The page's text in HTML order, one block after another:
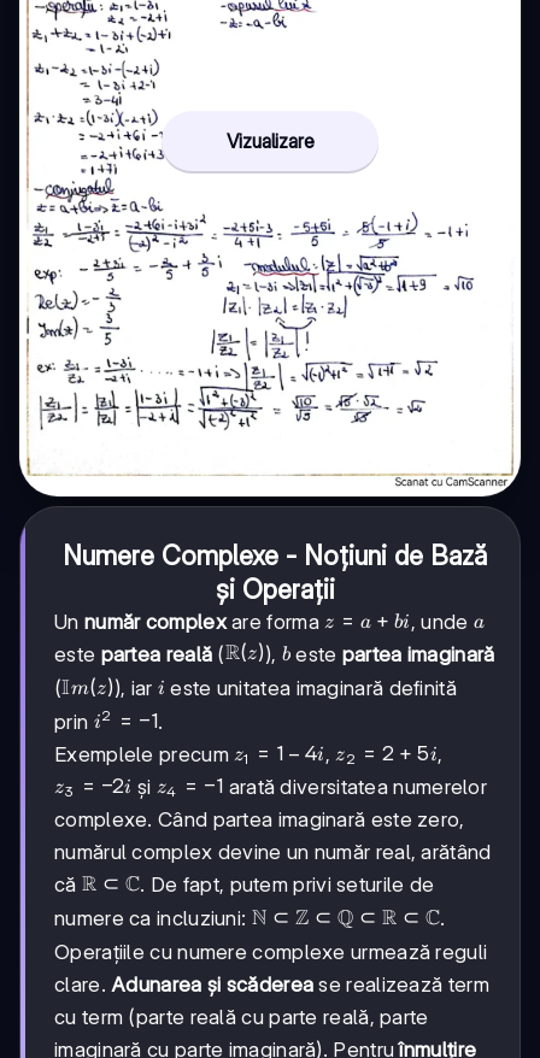
Vizualizare
Numere Complexe - Noțiuni de Bază
și Operații
Un număr complexare formaz
a
+
z = a + bi, unde a
a
este partea reală (\mathbb{R}
R(z)), b
beste partea imaginară
(\mathbb{Im}
Im(z)), iar ii este unitatea imaginară definită
prin i^2
=
-1
i2 = −1.
Exemplele precumz_1
= 1
-
4i
z1 = 1 − 4i,z_2
= 2
+
5i
z2 = 2 + 5i,
z_3
=
-2i
z3 = −2i și z_4
=
-1
z4 = −1 arată diversitatea numerelor
complexe. Când partea imaginară este zero,
numărul complex devine un număr real, arătând
că \mathbb{R}
\mathbb{C}
R ⊂ C. De fapt, putem privi seturile de
numere ca incluziuni: \mathbb{N}
\mathbb{Z}
\subset
\mathbb{Q}
\subset
N ⊂ Z ⊂ Q ⊂ R ⊂ C.
Operațiile cu numere complexe urmează reguli
clare.Adunarea și scăderea se realizează term
cu term (parte reală cu parte reală, parte
imaginară cu parte imaginară). Pentruînmulțire